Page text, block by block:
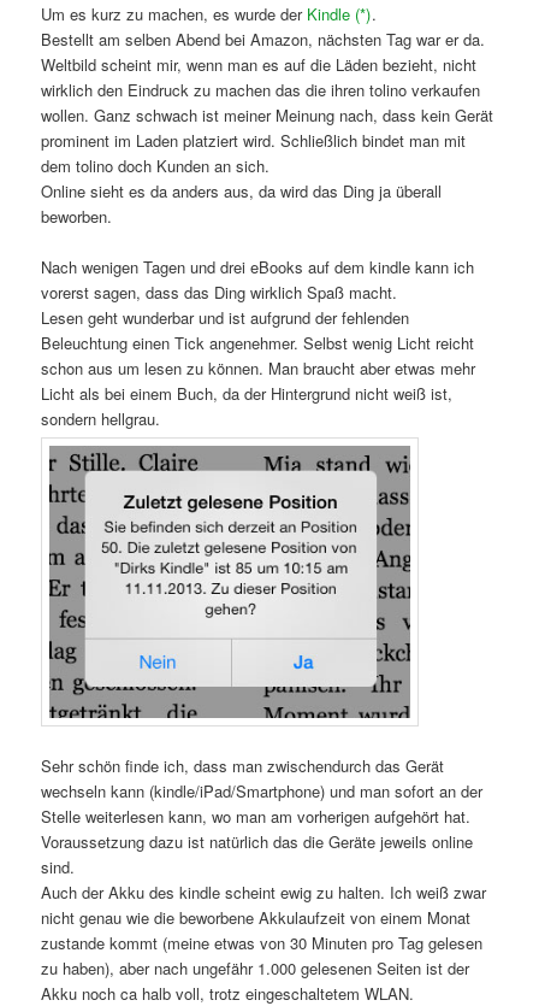
Um es kurz zu machen, es wurde der Kindle (*).
Bestellt am selben Abend bei Amazon, nächsten Tag war er da.
Weltbild scheint mir, wenn man es auf die Läden bezieht, nicht
wirklich den Eindruck zu machen das die ihren tolino verkaufen
wollen. Ganz schwach ist meiner Meinung nach, dass kein Gerät
prominent im Laden platziert wird. Schließlich bindet man mit
dem tolino doch Kunden an sich.
Online sieht es da anders aus, da wird das Ding ja überall
beworben.
Nach wenigen Tagen und drei eBooks auf dem kindle kann ich
vorerst sagen, dass das Ding wirklich Spaß macht.
Lesen geht wunderbar und ist aufgrund der fehlenden
Beleuchtung einen Tick angenehmer. Selbst wenig Licht reicht
schon aus um lesen zu können. Man braucht aber etwas mehr
Licht als bei einem Buch, da der Hintergrund nicht weiß ist,
sondern hellgrau.
Sehr schön finde ich, dass man zwischendurch das Gerät
wechseln kann (kindle/iPad/Smartphone) und man sofort an der
Stelle weiterlesen kann, wo man am vorherigen aufgehört hat.
Voraussetzung dazu ist natürlich das die Geräte jeweils online
sind.
Auch der Akku des kindle scheint ewig zu halten. Ich weiß zwar
nicht genau wie die beworbene Akkulaufzeit von einem Monat
zustande kommt (meine etwas von 30 Minuten pro Tag gelesen
zu haben), aber nach ungefähr 1.000 gelesenen Seiten ist der
Akku noch ca halb voll, trotz eingeschaltetem WLAN.